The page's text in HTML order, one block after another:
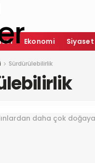
Ekonomi Siyaset
Sürdürülebilirlik